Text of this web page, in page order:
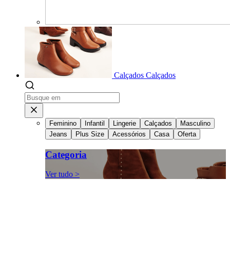
Calçados Calçados
Feminino Infantil Lingerie Calçados
Masculino
Jeans
Plus Size Acessórios Casa Oferta
Categoria
Ver tudo >